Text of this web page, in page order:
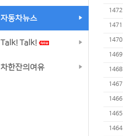
자동차뉴스
Talk! Talk!
차한잔의여유
1472
1471
1470
1469
1468
1467
1466
1465
1464